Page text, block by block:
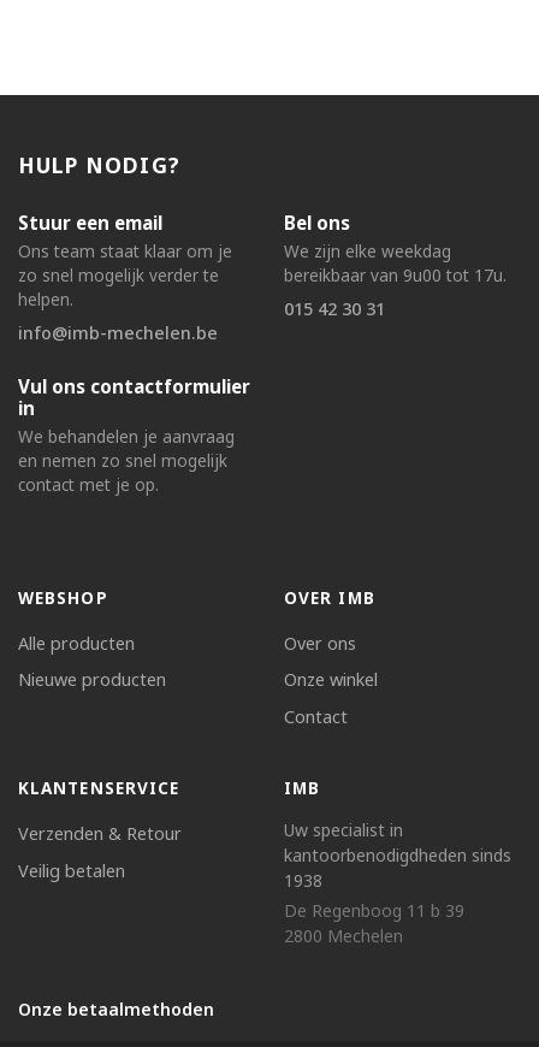
HULP NODIG?
Stuur een email
Ons team staat klaar om je
zo snel mogelijk verder te
helpen.
info@imb-mechelen.be
Bel ons
We zijn elke weekdag
bereikbaar van 9u00 tot 17u.
015 42 30 31
Vul ons contactformulier
in
We behandelen je aanvraag
en nemen zo snel mogelijk
contact met je op.
WEBSHOP
Alle producten
Nieuwe producten
OVER IMB
Over ons
Onze winkel
Contact
KLANTENSERVICE
Verzenden & Retour
Veilig betalen
IMB
Uw specialist in
kantoorbenodigdheden sinds
1938
De Regenboog 11 b 39
2800 Mechelen
Onze betaalmethoden